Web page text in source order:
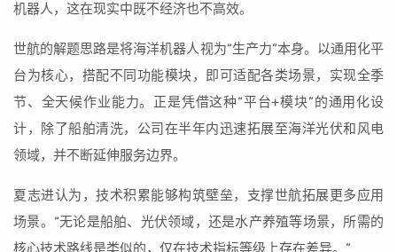
机器人，这在现实中既不经济也不高效。
世航的解题思路是将海洋机器人视为“生产力”本身。以通用化平
台为核心，搭配不同功能模块，即可适配各类场景，实现全季
节、全天候作业能力。正是凭借这种“平台+模块”的通用化设
计，除了船舶清洗，公司在半年内迅速拓展至海洋光伏和风电
领域，并不断延伸服务边界。
夏志进认为，技术积累能够构筑壁垒，支撑世航拓展更多应用
场景。“无论是船舶、光伏领域，还是水产养殖等场景，所需的
核心技术路线是类似的，仅在技术指标等级上存在差异。”